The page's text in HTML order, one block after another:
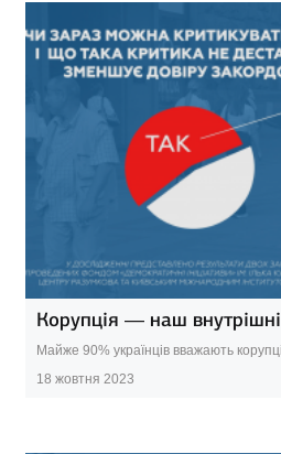
Корупція — наш
Майже 90% українців вважають
18 жовтня 2023